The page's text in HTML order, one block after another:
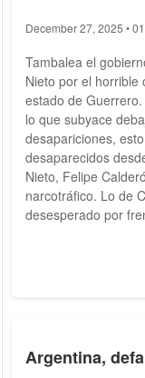
December 27, 2025 •
Tambalea el
Nieto por el horrible
estado de
lo que subyace
desapariciones,
desaparecidos
Nieto, Felipe
narcotráfico. Lo de
desesperado por
Argentina,